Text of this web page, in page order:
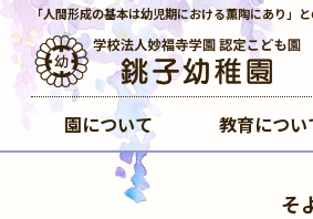
「人間形成の基本は幼児期における薫陶にあり」
園について 教育につい
そ